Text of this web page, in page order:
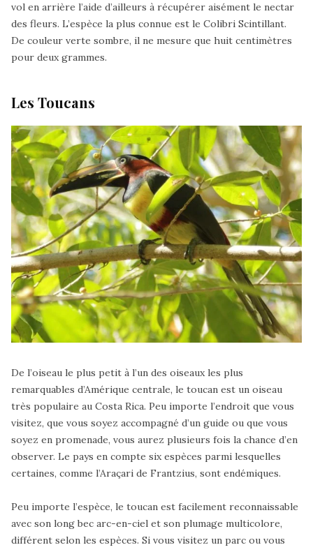
vol en arrière l’aide d’ailleurs à récupérer aisément le nectar
des fleurs. L’espèce la plus connue est le Colibri Scintillant.
De couleur verte sombre, il ne mesure que huit centimètres
pour deux grammes.
Les Toucans
De l’oiseau le plus petit à l’un des oiseaux les plus
remarquables d’Amérique centrale, le toucan est un oiseau
très populaire au Costa Rica. Peu importe l’endroit que vous
visitez, que vous soyez accompagné d’un guide ou que vous
soyez en promenade, vous aurez plusieurs fois la chance d’en
observer. Le pays en compte six espèces parmi lesquelles
certaines, comme l’Araçari de Frantzius, sont endémiques.
Peu importe l’espèce, le toucan est facilement reconnaissable
avec son long bec arc-en-ciel et son plumage multicolore,
différent selon les espèces. Si vous visitez un parc ou vous